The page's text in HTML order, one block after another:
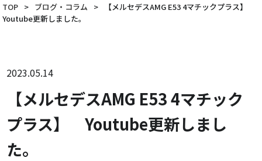
TOP > ブログ・コラム >
【メルセデスAMG E53 4マチックプラス】
Youtube更新しました。
2023.05.14
【メルセデスAMG E53 4マチック
プラス】 Youtube更新しまし
た。